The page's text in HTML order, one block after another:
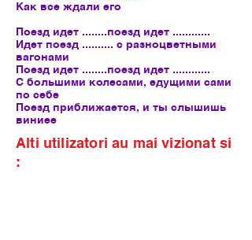
Как все ждали его
Поезд идет ........поезд идет ............
Идет поезд .......... с разноцветными
вагонами
Поезд идет ........поезд идет ............
С большими колесами, едущими сами
по себе
Поезд приближается, и ты слышишь
виниее
Alti utilizatori au mai vizionat si
: